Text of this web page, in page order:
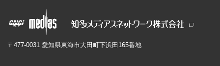
〒477-0031 愛知県東海市大田町下浜田165番地